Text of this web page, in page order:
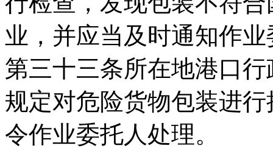
业，并应当及时通知作
第三十三条所在地港口
规定对危险货物包装进
令作业委托人处理。